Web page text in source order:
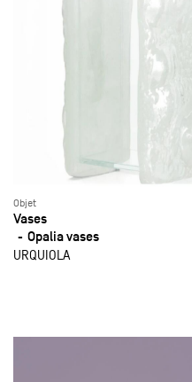
Objet
Vases
Opalia vases
URQUIOLA